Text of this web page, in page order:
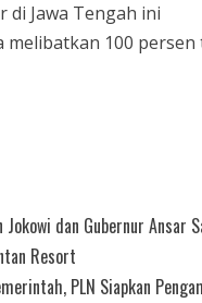
di Jawa Tengah ini
melibatkan 100 persen
Jokowi dan Gubernur Ansar
Resort
PLN Siapkan